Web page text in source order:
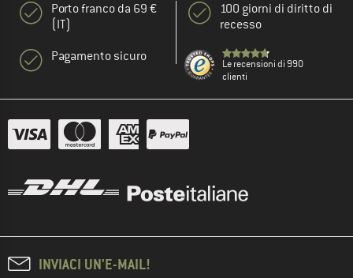
Porto franco da 69 €
(IT)
Pagamento sicuro
100 giorni di diritto di
recesso
Le recensioni di 990
clienti
INVIACI UN'E-MAIL!